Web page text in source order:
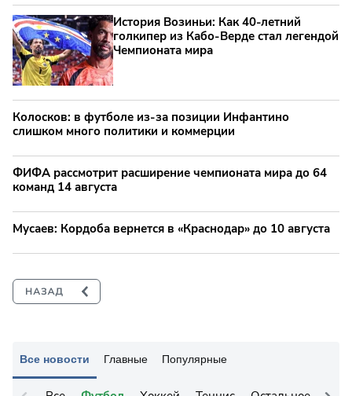
Все новости Главные Популярные
История Возиньи: Как 40-летний
голкипер из Кабо-Верде стал легендой
Чемпионата мира
Колосков: в футболе из-за позиции Инфантино
слишком много политики и коммерции
ФИФА рассмотрит расширение чемпионата мира до 64
команд 14 августа
Мусаев: Кордоба вернется в «Краснодар» до 10 августа